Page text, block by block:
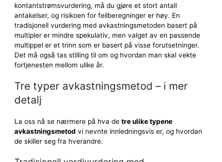
kontantstrømsvurdering, må du gjøre et stort antall
antakelser, og risikoen for feilberegninger er høy. En
tradisjonell vurdering med avkastningsmetoden basert på
multipler er mindre spekulativ, men valget av en passende
multippel er et trinn som er basert på visse forutsetninger.
Det må også tas stilling til om og hvordan man skal vekte
fortjenesten mellom ulike år.
Tre typer avkastningsmetod – i mer
detalj
La oss nå se nærmere på hva de tre ulike typene
avkastningsmetod vi nevnte innledningsvis er, og hvordan
de skiller seg fra hverandre.